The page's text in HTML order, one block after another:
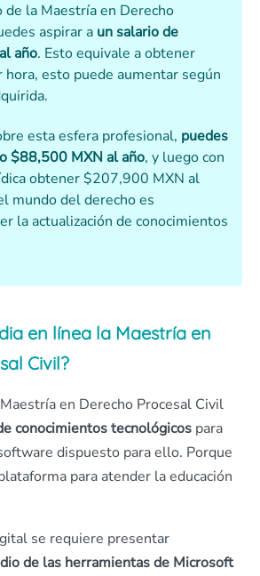
la Maestría en Derecho
aspirar a un salario de
año. Esto equivale a obtener
esto puede aumentar según
esta esfera profesional, puedes
$88,500 MXN al año, y luego con
obtener $207,900 MXN al
mundo del derecho es
la actualización de conocimientos
en línea la Maestría en
Civil?
en Derecho Procesal Civil
conocimientos tecnológicos para
dispuesto para ello. Porque
para atender la educación
se requiere presentar
de las herramientas de Microsoft